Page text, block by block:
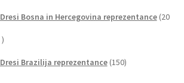
Dresi Bosna in Hercegovina reprezentance 20
20
Dresi Brazilija reprezentance 150izdelkov